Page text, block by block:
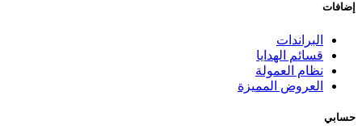
إضافات
البراندات
قسائم الهدايا
نظام العمولة
العروض المميزة
حسابي